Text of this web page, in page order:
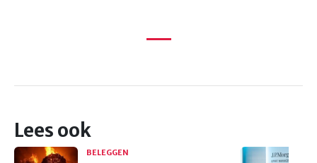
Lees ook
BELEGGEN